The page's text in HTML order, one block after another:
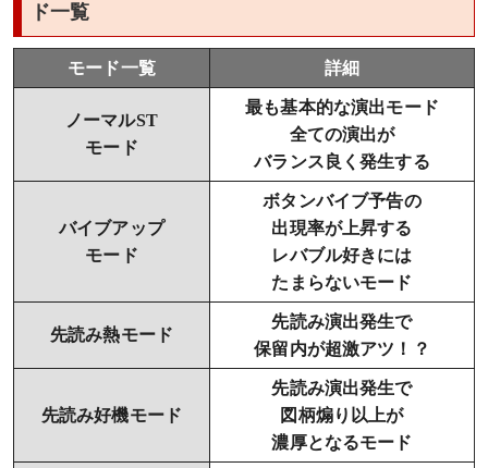
ド一覧
モード一覧 詳細
ノーマルST
モード
最も基本的な演出モード
全ての演出が
バランス良く発生する
バイブアップ
モード
ボタンバイブ予告の
出現率が上昇する
レバブル好きには
たまらないモード
先読み熱モード
先読み演出発生で
保留内が超激アツ！？
先読み好機モード
先読み演出発生で
図柄煽り以上が
濃厚となるモード